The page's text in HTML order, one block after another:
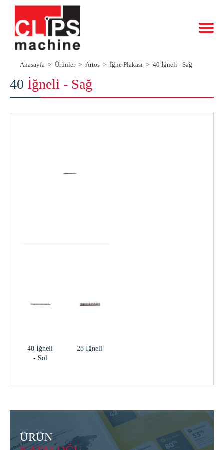
Anasayfa Ürünler Artos İğne Plakası 40 İğneli - Sağ
40 İğneli - Sağ
40 İğneli
- Sol
28 İğneli
ÜRÜN